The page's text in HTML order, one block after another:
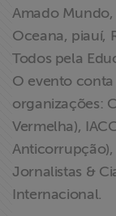
Amado Mundo,
Oceana, piauí,
Todos pela
O evento
organizações:
Vermelha),
Anticorrupção),
Jornalistas &
Internacional.